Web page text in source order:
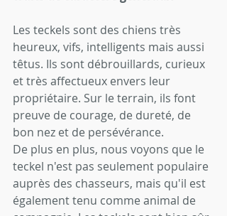
Les teckels sont des chiens très
heureux, vifs, intelligents mais aussi
têtus. Ils sont débrouillards, curieux
et très affectueux envers leur
propriétaire. Sur le terrain, ils font
preuve de courage, de dureté, de
bon nez et de persévérance.
De plus en plus, nous voyons que le
teckel n'est pas seulement populaire
auprès des chasseurs, mais qu'il est
également tenu comme animal de